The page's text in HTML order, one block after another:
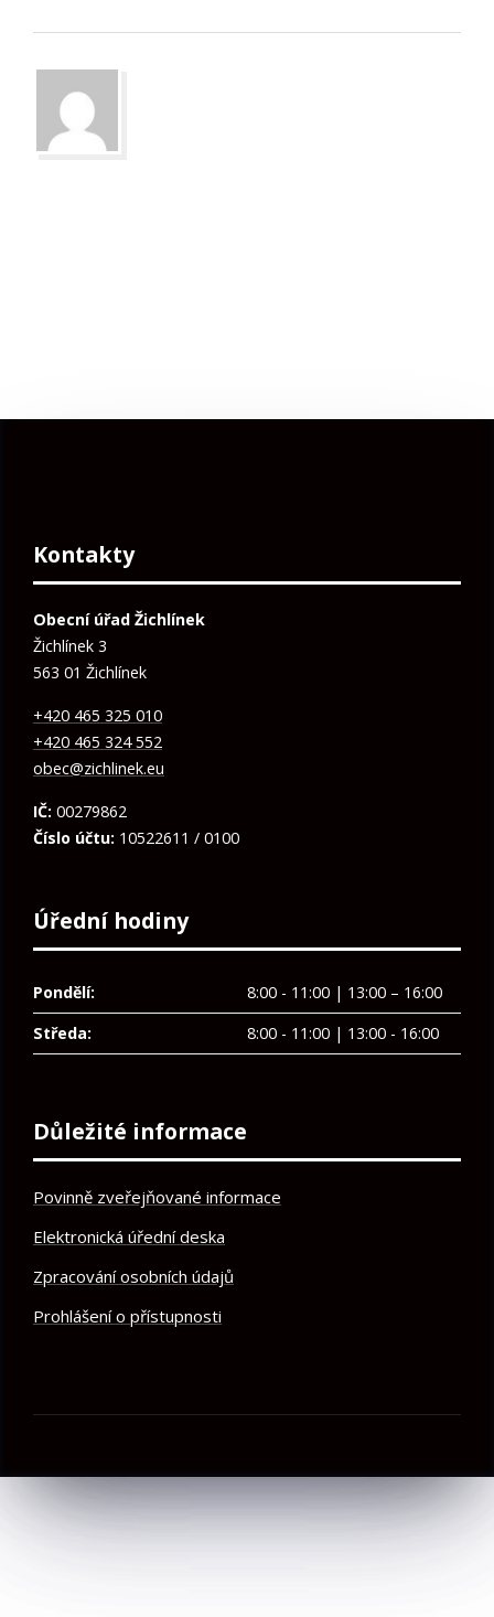
Kontakty
Obecní úřad Žichlínek
Žichlínek 3
563 01 Žichlínek
+420 465 325 010
+420 465 324 552
obec@zichlinek.eu
IČ: 00279862
Číslo účtu: 10522611 / 0100
Úřední hodiny
Pondělí:
8:00 - 11:00 | 13:00 – 16:00
Středa:
8:00 - 11:00 | 13:00 - 16:00
Důležité informace
Povinně zveřejňované informace
Elektronická úřední deska
Zpracování osobních údajů
Prohlášení o přístupnosti